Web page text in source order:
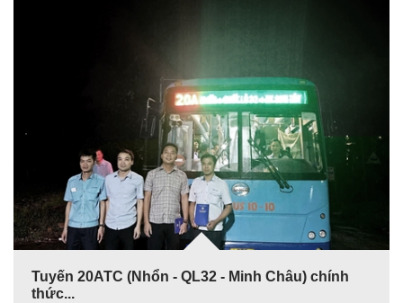
Tuyến 20ATC (Nhổn - QL32 - Minh Châu) chính
thức...